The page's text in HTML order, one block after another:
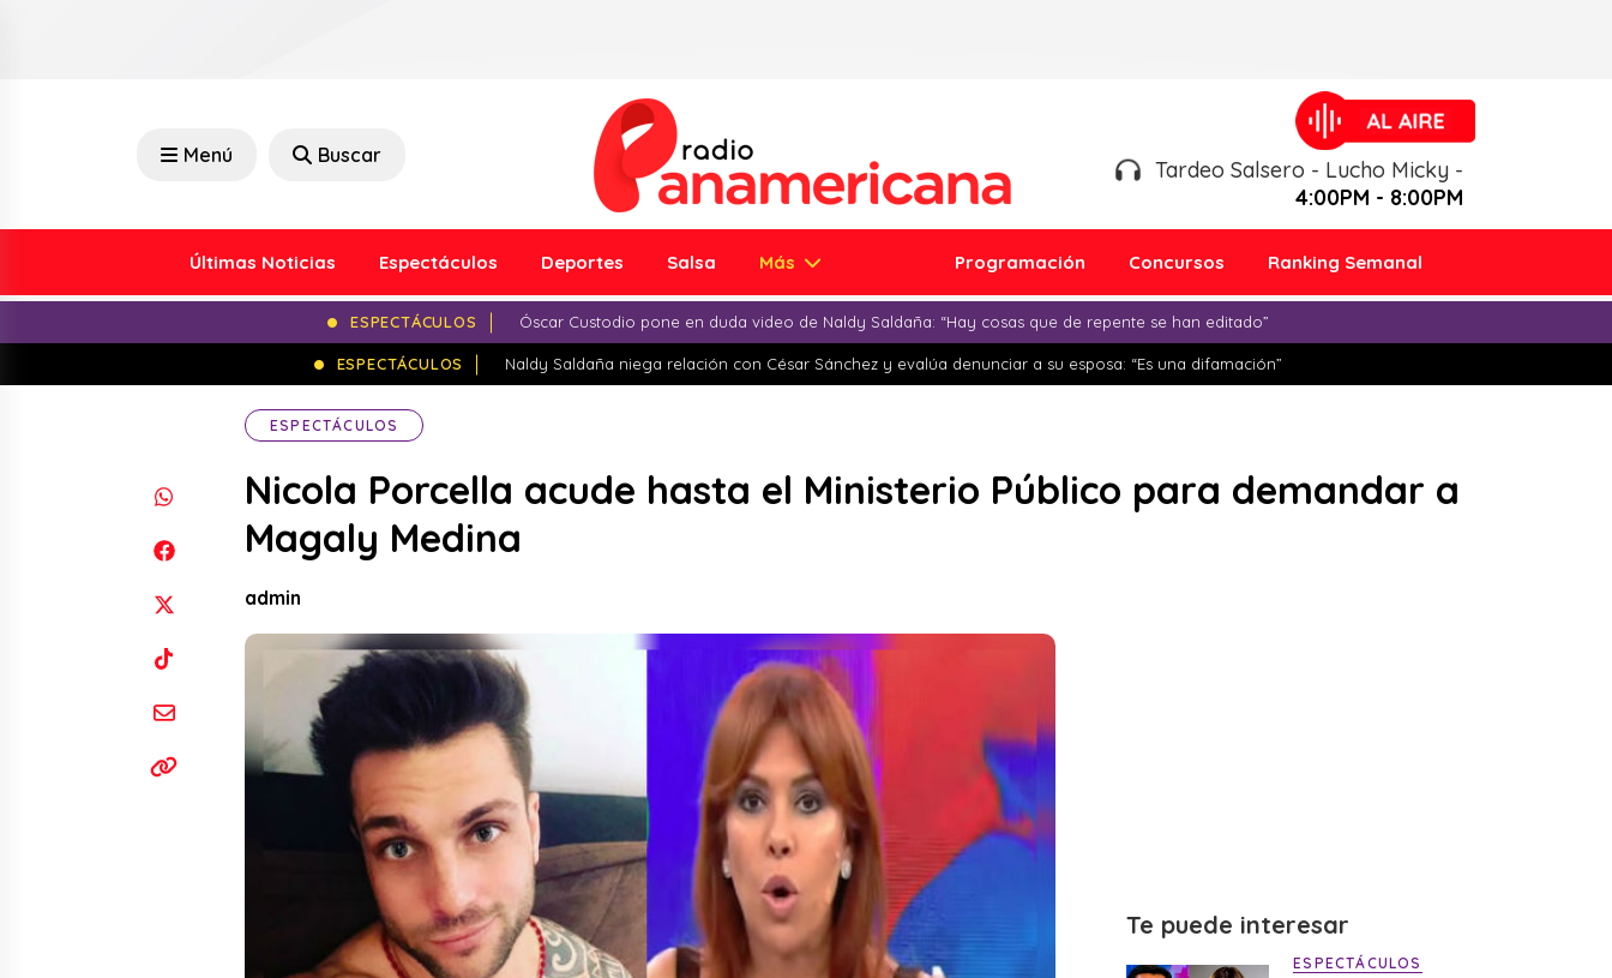
Menú Buscar
Tardeo Salsero - Lucho Micky -
4:00PM - 8:00PM
Últimas Noticias Espectáculos Deportes Salsa Más Programación Concursos Ranking Semanal
ESPECTÁCULOS Óscar Custodio pone en duda video de Naldy Saldaña: “Hay cosas que de repente se han editado”
ESPECTÁCULOS Naldy Saldaña niega relación con César Sánchez y evalúa denunciar a su esposa: “Es una difamación”
ESPECTÁCULOS
Nicola Porcella acude hasta el Ministerio Público para demandar a
Magaly Medina
admin
Te puede interesar
ESPECTÁCULOS